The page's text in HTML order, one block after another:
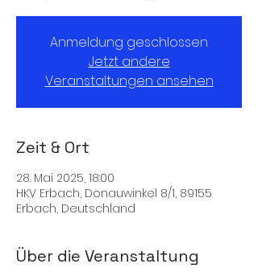
Anmeldung geschlossen
Jetzt andere
Veranstaltungen ansehen
Zeit & Ort
28. Mai 2025, 18:00
HKV Erbach, Donauwinkel 8/1, 89155
Erbach, Deutschland
Über die Veranstaltung